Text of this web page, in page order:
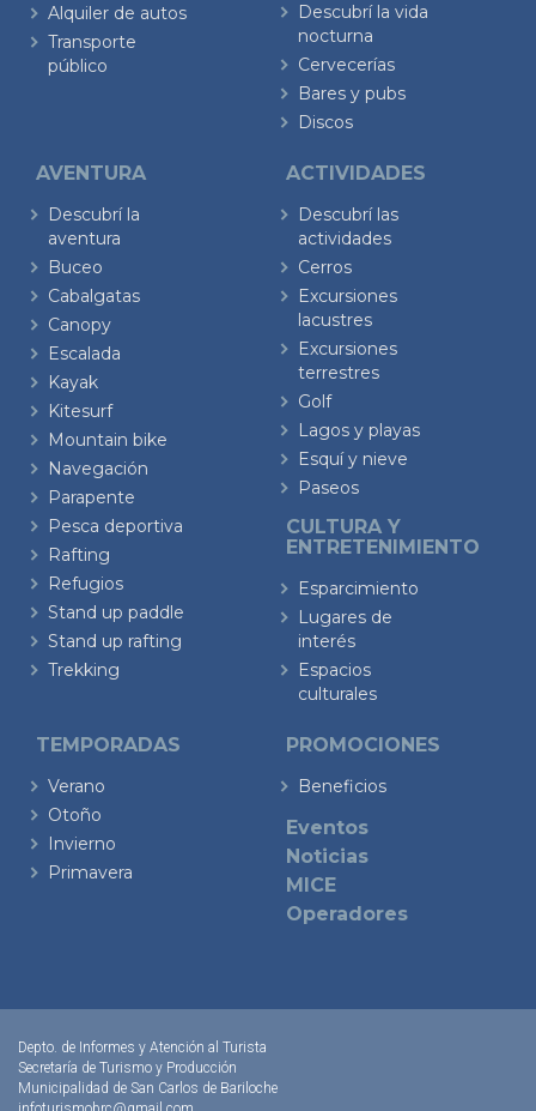
Alquiler de autos
Transporte
público
Descubrí la vida
nocturna
Cervecerías
Bares y pubs
Discos
AVENTURA
Descubrí la
aventura
Buceo
Cabalgatas
Canopy
Escalada
Kayak
Kitesurf
Mountain bike
Navegación
Parapente
Pesca deportiva
Rafting
Refugios
Stand up paddle
Stand up rafting
Trekking
ACTIVIDADES
Descubrí las
actividades
Cerros
Excursiones
lacustres
Excursiones
terrestres
Golf
Lagos y playas
Esquí y nieve
Paseos
CULTURA Y
ENTRETENIMIENTO
Esparcimiento
Lugares de
interés
Espacios
culturales
TEMPORADAS
Verano
Otoño
Invierno
Primavera
PROMOCIONES
Beneficios
Eventos
Noticias
MICE
Operadores
Depto. de Informes y Atención al Turista
Secretaría de Turismo y Producción
Municipalidad de San Carlos de Bariloche